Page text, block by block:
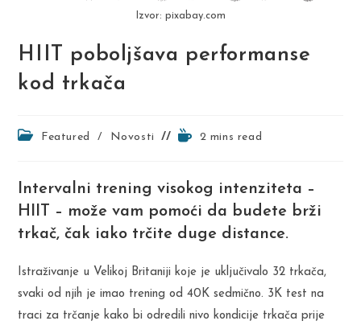
Izvor: pixabay.com
HIIT poboljšava performanse
kod trkača
PostFeatured / Novosti
Reading2 mins read
Intervalni trening visokog intenziteta –
HIIT – može vam pomoći da budete brži
trkač, čak iako trčite duge distance.
Istraživanje u Velikoj Britaniji koje je uključivalo 32 trkača,
svaki od njih je imao trening od 40K sedmično. 3K test na
traci za trčanje kako bi odredili nivo kondicije trkača prije